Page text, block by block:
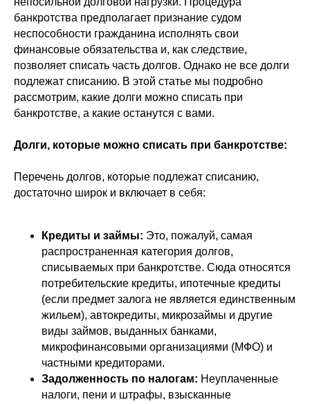
банкротства предполагает признание судом
неспособности гражданина исполнять свои
финансовые обязательства и, как следствие,
позволяет списать часть долгов. Однако не все долги
подлежат списанию. В этой статье мы подробно
рассмотрим, какие долги можно списать при
банкротстве, а какие останутся с вами.
Долги, которые можно списать при банкротстве:
Перечень долгов, которые подлежат списанию,
достаточно широк и включает в себя:
Кредиты и займы: Это, пожалуй, самая
распространенная категория долгов,
списываемых при банкротстве. Сюда относятся
потребительские кредиты, ипотечные кредиты
(если предмет залога не является единственным
жильем), автокредиты, микрозаймы и другие
виды займов, выданных банками,
микрофинансовыми организациями (МФО) и
частными кредиторами.
Задолженность по налогам: Неуплаченные
налоги, пени и штрафы, взысканные